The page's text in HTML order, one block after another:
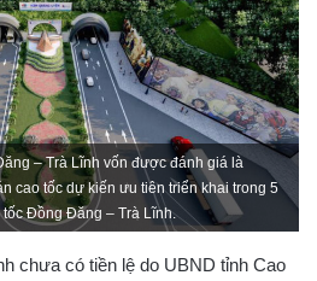
– Trà Lĩnh vốn được đánh giá là
cao tốc dự kiến ưu tiên triển khai trong 5
Đồng Đăng – Trà Lĩnh.
chưa có tiền lệ do UBND tỉnh Cao